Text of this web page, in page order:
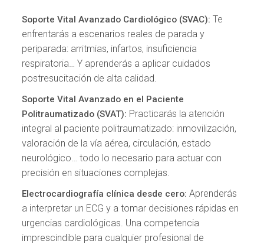
Soporte Vital Avanzado Cardiológico (SVAC):Te
enfrentarás a escenarios reales de parada y
periparada: arritmias, infartos, insuficiencia
respiratoria… Y aprenderás a aplicar cuidados
postresucitación de alta calidad.
Soporte Vital Avanzado en el Paciente
Politraumatizado (SVAT): Practicarás la atención
integral al paciente politraumatizado: inmovilización,
valoración de la vía aérea, circulación, estado
neurológico… todo lo necesario para actuar con
precisión en situaciones complejas.
Electrocardiografía clínica desde cero:Aprenderás
a interpretar un ECG y a tomar decisiones rápidas en
urgencias cardiológicas. Una competencia
imprescindible para cualquier profesional de